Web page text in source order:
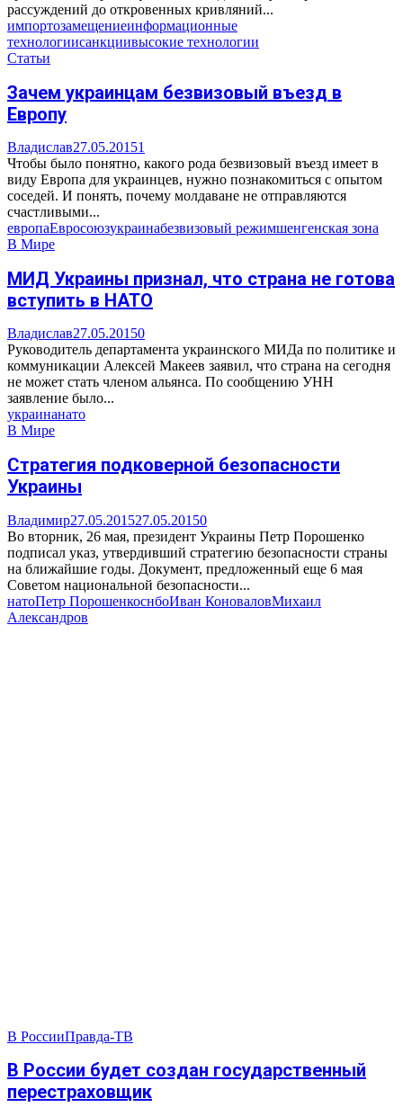
рассуждений до откровенных кривляний...
импортозамещениеинформационные
технологиисанкциивысокие технологии
Статьи
Зачем украинцам безвизовый въезд в
Европу
Владислав27.05.20151
Чтобы было понятно, какого рода безвизовый въезд имеет в
виду Европа для украинцев, нужно познакомиться с опытом
соседей. И понять, почему молдаване не отправляются
счастливыми...
европаЕвросоюзукраинабезвизовый режимшенгенская зона
В Мире
МИД Украины признал, что страна не готова
вступить в НАТО
Владислав27.05.20150
Руководитель департамента украинского МИДа по политике и
коммуникации Алексей Макеев заявил, что страна на сегодня
не может стать членом альянса. По сообщению УНН
заявление было...
украинанато
В Мире
Стратегия подковерной безопасности
Украины
Владимир27.05.201527.05.20150
Во вторник, 26 мая, президент Украины Петр Порошенко
подписал указ, утвердивший стратегию безопасности страны
на ближайшие годы. Документ, предложенный еще 6 мая
Советом национальной безопасности...
натоПетр ПорошенкоснбоИван КоноваловМихаил
Александров
В РоссииПравда-ТВ
В России будет создан государственный
перестраховщик